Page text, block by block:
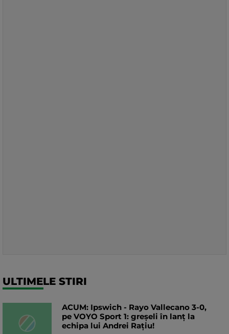
ULTIMELE STIRI
ACUM: Ipswich - Rayo Vallecano 3-0,
pe VOYO Sport 1: greșeli în lanț la
echipa lui Andrei Rațiu!